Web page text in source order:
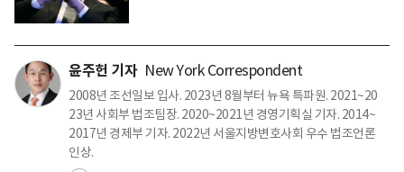
윤주헌 기자 New York Correspondent
2008년 조선일보 입사. 2023년 8월부터 뉴욕 특파원. 2021~20
23년 사회부 법조팀장. 2020~2021년 경영기획실 기자. 2014~
2017년 경제부 기자. 2022년 서울지방변호사회 우수 법조언론
인상.